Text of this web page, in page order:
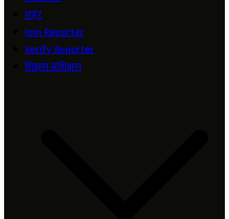
शहर
Join Reporter
Verify Reporter
शिक्षण-प्रशिक्षण